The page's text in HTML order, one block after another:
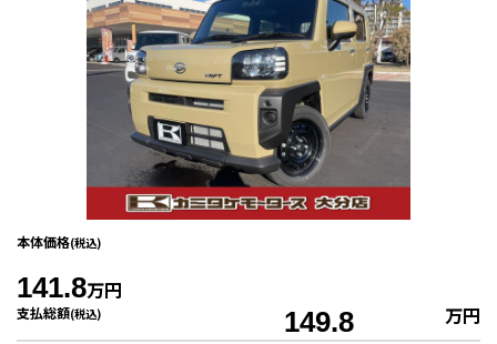
本体価格(税込)
141.8万円
支払総額(税込) 149.8 万円